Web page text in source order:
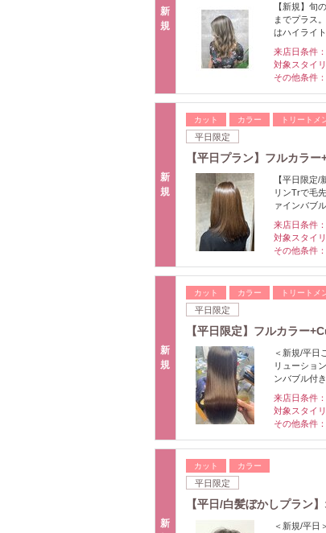
新
規
【新規】旬
までプラス
はハイライ
来店日条件：
対象スタイリ
その他条件：
新
規
カット カラー トリートメ
平日限定
【平日プラン】フルカラ
【平日限定
リンTrで毛
ァインバブ
来店日条件：
対象スタイリ
その他条件：
新
規
カット カラー トリートメ
平日限定
【平日限定】フルカラー
＜新規/平日
リューショ
ンバブル付
来店日条件：
対象スタイリ
その他条件：
新
カット カラー
平日限定
【平日/白髪ぼかしプラン
＜新規/平日